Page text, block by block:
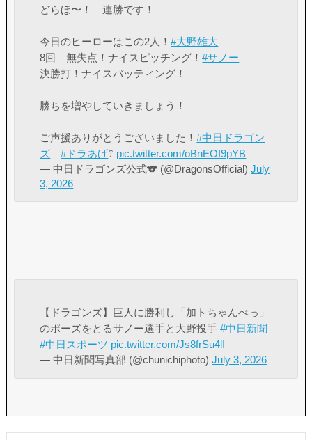
どらほ〜！ 連勝です！
今日のヒーローはこの2人！#大野雄大
8回 無失点！ナイスピッチング！#サノー
決勝打！ナイスバッティング！
勝ちを増やしていきましょう！
ご声援ありがとうございました！#中日ドラゴン
ズ
#ドラあげ⤴︎ pic.twitter.com/oBnEOI9pYB
— 中日ドラゴンズ公式🐨 (@DragonsOfficial)July
3, 2026
【ドラゴンズ】巨人に勝利し「加トちゃんぺっ」
のポーズをとるサノー選手と大野投手#中日新聞
#中日スポーツ pic.twitter.com/Js8frSu4lI
— 中日新聞写真部 (@chunichiphoto)July 3, 2026